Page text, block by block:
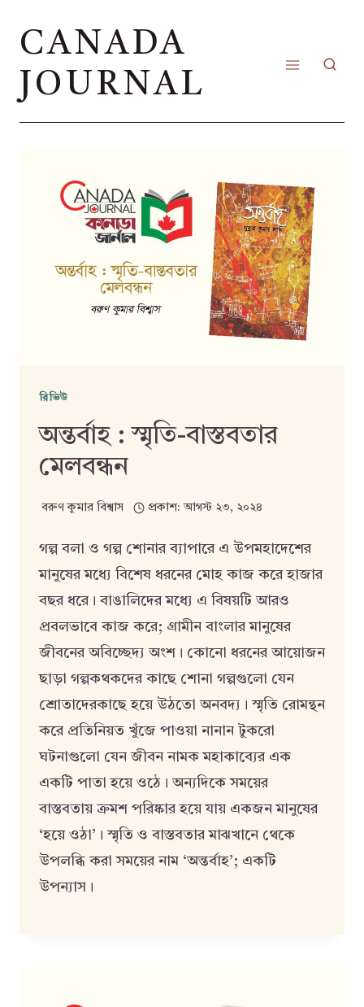
CANADA
JOURNAL
রিভিউ
অন্তর্বাহ : স্মৃতি-বাস্তবতার
মেলবন্ধন
বরুণ কুমার বিশ্বাস প্রকাশ: আগস্ট ২৩, ২০২৪
গল্প বলা ও গল্প শোনার ব্যাপারে এ উপমহাদেশের
মানুষের মধ্যে বিশেষ ধরনের মোহ কাজ করে হাজার
বছর ধরে। বাঙালিদের মধ্যে এ বিষয়টি আরও
প্রবলভাবে কাজ করে; গ্রামীন বাংলার মানুষের
জীবনের অবিচ্ছেদ্য অংশ। কোনো ধরনের আয়োজন
ছাড়া গল্পকথকদের কাছে শোনা গল্পগুলো যেন
শ্রোতাদেরকাছে হয়ে উঠতো অনবদ্য। স্মৃতি রোমন্থন
করে প্রতিনিয়ত খুঁজে পাওয়া নানান টুকরো
ঘটনাগুলো যেন জীবন নামক মহাকাব্যের এক
একটি পাতা হয়ে ওঠে। অন্যদিকে সময়ের
বাস্তবতায় ক্রমশ পরিষ্কার হয়ে যায় একজন মানুষের
‘হয়ে ওঠা’। স্মৃতি ও বাস্তবতার মাঝখানে থেকে
উপলব্ধি করা সময়ের নাম ‘অন্তর্বাহ’; একটি
উপন্যাস।